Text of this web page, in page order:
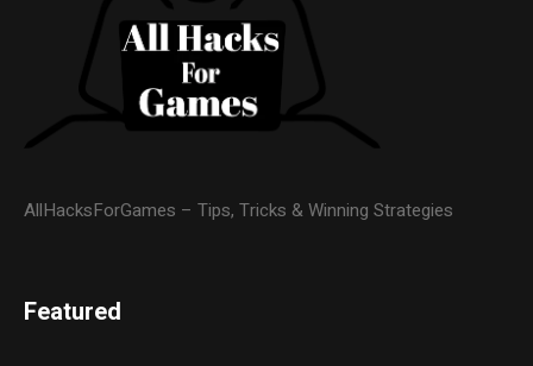
AllHacksForGames – Tips, Tricks & Winning Strategies
Featured